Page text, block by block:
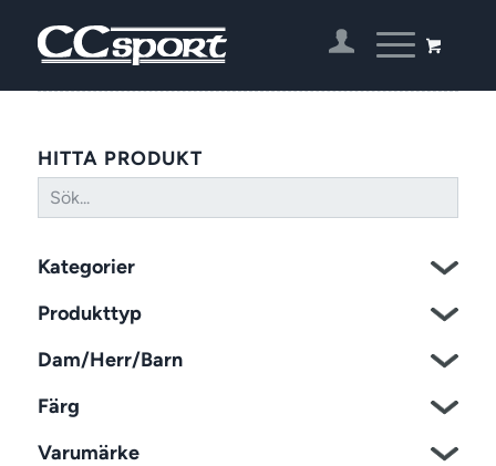
HITTA PRODUKT
Kategorier
Produkttyp
Dam/Herr/Barn
Färg
Varumärke